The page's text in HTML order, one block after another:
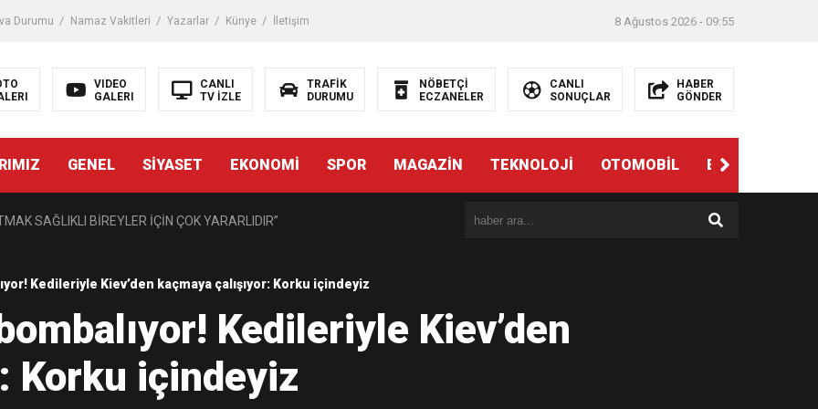
Durumu Namaz Vakitleri Yazarlar Künye İletişim 8 Ağustos 2026 - 09:55
VIDEO
GALERI
CANLI
TV İZLE
TRAFİK
DURUMU
NÖBETÇİ
ECZANELER
CANLI
SONUÇLAR
HABER
GÖNDER
GENEL SİYASET EKONOMİ SPOR MAGAZİN TEKNOLOJİ OTOMOBİL EĞİTİM
LİSELİLERE BİLGİLENDİRME
SAĞLIKLI BİREYLER İÇİN ÇOK YARARLIDIR”
OLGULARA CERRAHİ YAKLAŞIM”
Tedavi Edilebilmektedir.
DOLAYISIYLA BİN 100 PERSONELE BİSİKLET DAĞITTI
Kedileriyle Kiev’den kaçmaya çalışıyor: Korku içindeyiz
Kedileriyle Kiev’den
Korku içindeyiz